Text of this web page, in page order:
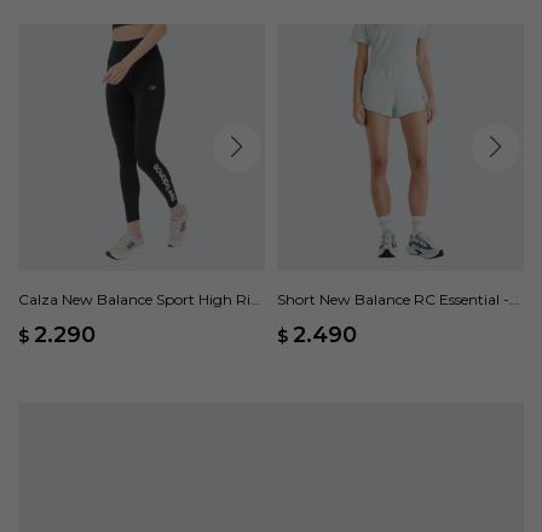
Calza New Balance Sport High Rise
$ 2.290
Short New Balance RC Essential -
$ 2.490